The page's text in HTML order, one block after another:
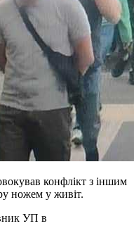
конфлікт з іншим
ножем у живіт.
УП в